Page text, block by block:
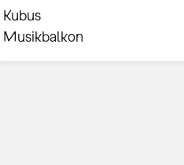
Kubus
Musikbalkon